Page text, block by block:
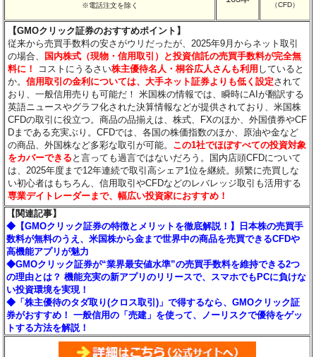
※電話注文を除く （CFD）
【GMOクリック証券のおすすめポイント】
従来から売買手数料の安さがウリだったが、2025年9月からネット取引
の場合、 国内株式（現物・信用取引）と投資信託の売買手数料が完全無
料に！
コストにうるさい株主優待名人・桐谷広人さんも利用 していると
か。信用取引の金利については、大手ネット証券よりも低く設定されて
おり、一般信用売りも可能だ！ 米国株の情報では、瞬時にAIが翻訳する
英語ニュースやグラフ化された決算情報などが提供されており、米国株
CFDの取引に役立つ。商品の品揃えは、株式、FXのほか、外国債券やCF
Dまである充実ぶり。CFDでは、各国の株価指数のほか、原油や金など
の商品、外国株など多彩な取引が可能。 この1社でほぼすべての投資対象
をカバーできる と言っても過言ではないだろう。国内店頭CFDについて
は、2025年度まで12年連続で取引高シェア1位を継続。頻繁に売買しな
い初心者はもちろん、信用取引やCFDなどのレバレッジ取引も活用する
専業デイトレーダーまで、幅広い投資家におすすめ！
【関連記事】
◆【GMOクリック証券の特徴とメリットを徹底解説！】日本株の売買手
数料が無料のうえ、米国株から金まで世界中の商品を売買できるCFDや
高機能アプリが魅力
◆GMOクリック証券が“業界最安値水準”の売買手数料を維持できる2つ
の理由とは？ 機能充実の新アプリのリリースで、スマホでもPCに負けな
い投資環境を実現！
◆「株主優待のタダ取り(クロス取引)」で得するなら、GMOクリック証
券がおすすめ！ 一般信用の「売建」を使って、ノーリスクで優待をゲッ
トする方法を解説！